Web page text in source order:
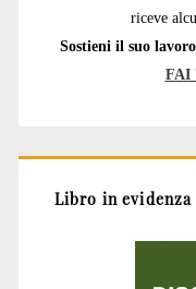
riceve
Sostieni il suo lavoro
FAI
Libro in evidenza